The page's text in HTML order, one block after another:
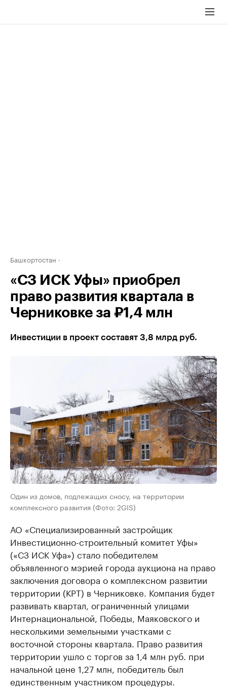
Башкортостан
«СЗ ИСК Уфы» приобрел
право развития квартала в
Черниковке за ₽1,4 млн
Инвестиции в проект составят 3,8 млрд руб.
Один из домов, подлежащих сносу, на территории
комплексного развития (Фото: 2GIS)
АО «Специализированный застройщик
Инвестиционно-строительный комитет Уфы»
(«СЗ ИСК Уфа») стало победителем
объявленного мэрией города аукциона на право
заключения договора о комплексном развитии
территории (КРТ) в Черниковке. Компания будет
развивать квартал, ограниченный улицами
Интернациональной, Победы, Маяковского и
несколькими земельными участками с
восточной стороны квартала. Право развития
территории ушло с торгов за 1,4 млн руб. при
начальной цене 1,27 млн, победитель был
единственным участником процедуры.